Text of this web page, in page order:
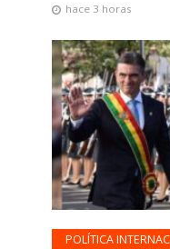
hace 3 horas
POLÍTICA